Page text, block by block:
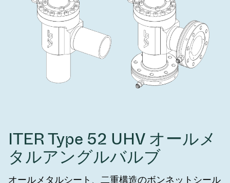
ITER Type 52 UHV オールメ
タルアングルバルブ
オールメタルシート、二重構造のボンネットシール